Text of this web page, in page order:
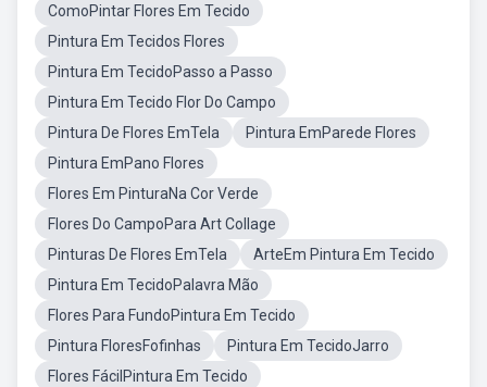
ComoPintar Flores Em Tecido
Pintura Em Tecidos Flores
Pintura Em TecidoPasso a Passo
Pintura Em Tecido Flor Do Campo
Pintura De Flores EmTela
Pintura EmParede Flores
Pintura EmPano Flores
Flores Em PinturaNa Cor Verde
Flores Do CampoPara Art Collage
Pinturas De Flores EmTela
ArteEm Pintura Em Tecido
Pintura Em TecidoPalavra Mão
Flores Para FundoPintura Em Tecido
Pintura FloresFofinhas
Pintura Em TecidoJarro
Flores FácilPintura Em Tecido